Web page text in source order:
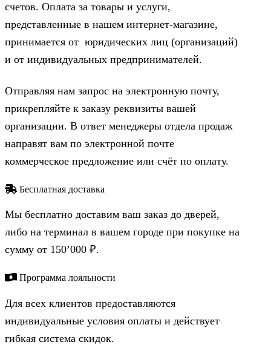
счетов. Оплата за товары и услуги,
представленные в нашем интернет-магазине,
принимается от юридических лиц (организаций)
и от индивидуальных предпринимателей.
Отправляя нам запрос на электронную почту,
прикрепляйте к заказу реквизиты вашей
организации. В ответ менеджеры отдела продаж
направят вам по электронной почте
коммерческое предложение или счёт по оплату.
Бесплатная доставка
Мы бесплатно доставим ваш заказ до дверей,
либо на терминал в вашем городе при покупке на
сумму от 150’000 ₽.
Программа лояльности
Для всех клиентов предоставляются
индивидуальные условия оплаты и действует
гибкая система скидок.